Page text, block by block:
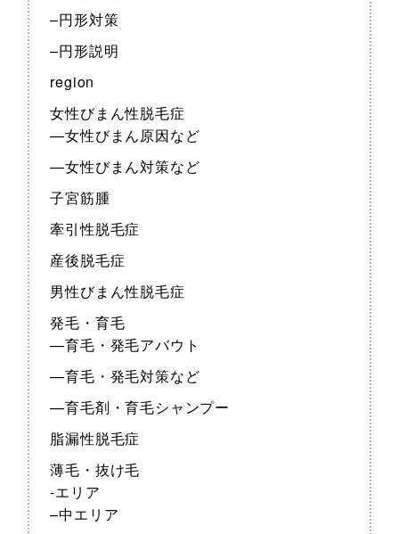
–円形対策
–円形説明
region
女性びまん性脱毛症
—女性びまん原因など
—女性びまん対策など
子宮筋腫
牽引性脱毛症
産後脱毛症
男性びまん性脱毛症
発毛・育毛
—育毛・発毛アバウト
—育毛・発毛対策など
—育毛剤・育毛シャンプー
脂漏性脱毛症
薄毛・抜け毛
-エリア
–中エリア